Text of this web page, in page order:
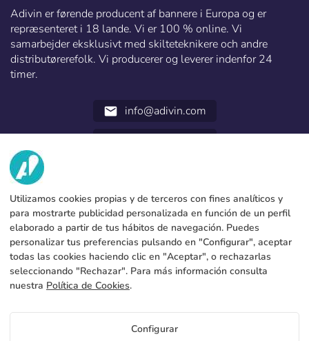
Priser Banderas H, V, y Pancartas Schencker
Adivin er førende producent af bannere i Europa og er
repræsenteret i 18 lande. Vi er 100 % online. Vi
samarbejder eksklusivt med skilteteknikere och andre
distributørerefolk. Vi producerer og leverer indenfor 24
timer.
email info@adivin.com
VI HAR?
Fabrik
Kontakt
Blog
TJENESTER
Betalingsformer
Produktion og forsendelse
FAQs
JURIDISKE DATA
Juridisk meddelelse
Generelle vilkår og betingelser
Cookies policy
Fortrolighedspolitik
Utilizamos cookies propias y de terceros con fines analíticos y
para mostrarte publicidad personalizada en función de un perfil
elaborado a partir de tus hábitos de navegación. Puedes
personalizar tus preferencias pulsando en "Configurar", aceptar
todas las cookies haciendo clic en "Aceptar", o rechazarlas
seleccionando "Rechazar". Para más información consulta
nuestra Política de Cookies.
Configurar